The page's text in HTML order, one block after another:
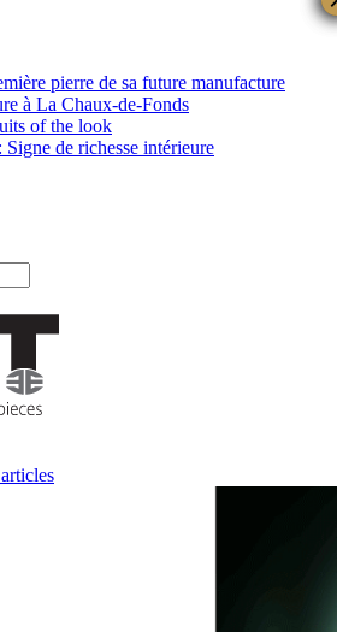
pierre de sa future manufacture
à La Chaux-de-Fonds
of the look
de richesse intérieure